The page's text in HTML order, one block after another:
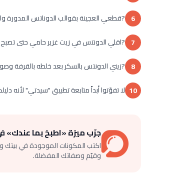
6 ?قطعي العجينة بقوالب الدوناتس المدورة
7 ?اقلي الدونتس في زيت غزير حامي حتى تصبح
8 ?زيني الدونتس بالسكر بعد خلطه بالقرفة
10 لا تفوّتوا أبداً متابعة تطبيق "سيدتي" لأنه
جرّب ميزة «اطبخ بما عندك»
اكتب المكونات الموجودة في
وقيّم وصفاتك المفضلة.